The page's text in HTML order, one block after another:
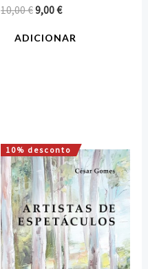
10,00€9,00€
ADICIONAR
10% desconto
O
preço
original
era:
15,00 €.
O
preço
atual
é:
13,50 €.